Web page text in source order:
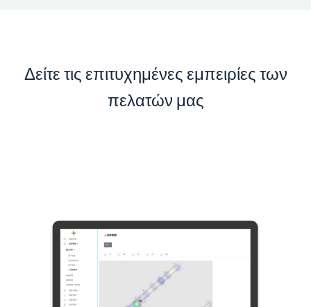
Δείτε τις επιτυχημένες εμπειρίες των
πελατών μας